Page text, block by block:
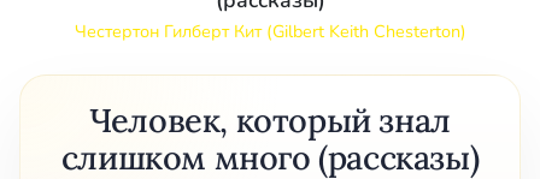
Честертон Гилберт Кит (Gilbert Keith Chesterton)
Человек, который знал
слишком много (рассказы)